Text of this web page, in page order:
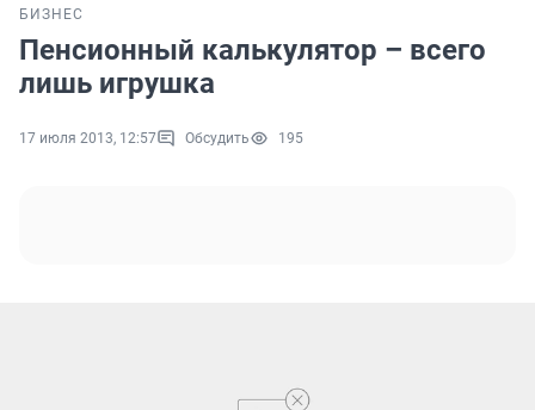
БИЗНЕС
Пенсионный калькулятор – всего
лишь игрушка
17 июля 2013, 12:57 Обсудить 195